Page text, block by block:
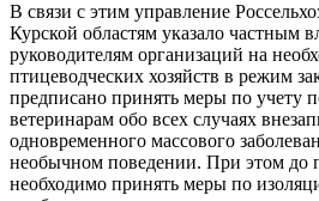
В связи с этим управление
Курской областям указало частным
руководителям организаций на
птицеводческих хозяйств в режим
предписано принять меры по учету
ветеринарам обо всех случаях
одновременного массового
необычном поведении. При этом до
необходимо принять меры по